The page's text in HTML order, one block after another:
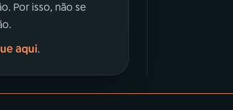
Por isso, não se
aqui.